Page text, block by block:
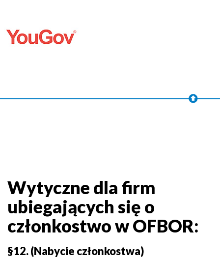
Wytyczne dla firm
ubiegających się o
członkostwo w OFBOR:
§12. (Nabycie członkostwa)